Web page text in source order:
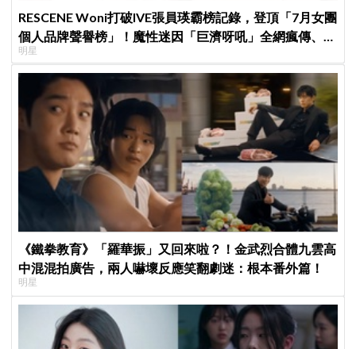
RESCENE Woni打破IVE張員瑛霸榜記錄，登頂「7月女團
個人品牌聲譽榜」！魔性迷因「巨濟呀吼」全網瘋傳、逆
襲Melon第一
明星
《鐵拳教育》「羅華振」又回來啦？！金武烈合體九雲高
中混混拍廣告，兩人嚇壞反應笑翻劇迷：根本番外篇！
明星